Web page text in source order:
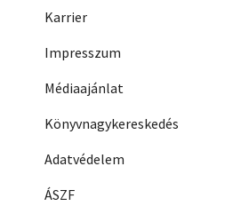
Karrier
Impresszum
Médiaajánlat
Könyvnagykereskedés
Adatvédelem
ÁSZF